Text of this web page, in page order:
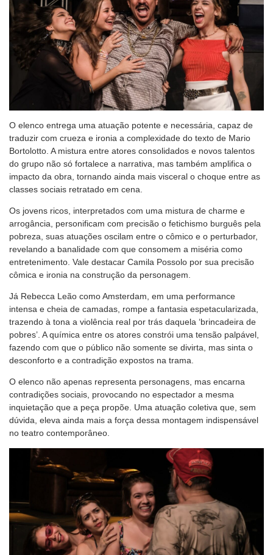
O elenco entrega uma atuação potente e necessária, capaz de
traduzir com crueza e ironia a complexidade do texto de Mario
Bortolotto. A mistura entre atores consolidados e novos talentos
do grupo não só fortalece a narrativa, mas também amplifica o
impacto da obra, tornando ainda mais visceral o choque entre as
classes sociais retratado em cena.
Os jovens ricos, interpretados com uma mistura de charme e
arrogância, personificam com precisão o fetichismo burguês pela
pobreza, suas atuações oscilam entre o cômico e o perturbador,
revelando a banalidade com que consomem a miséria como
entretenimento. Vale destacar Camila Possolo por sua precisão
cômica e ironia na construção da personagem.
Já Rebecca Leão como Amsterdam, em uma performance
intensa e cheia de camadas, rompe a fantasia espetacularizada,
trazendo à tona a violência real por trás daquela ‘brincadeira de
pobres’. A química entre os atores constrói uma tensão palpável,
fazendo com que o público não somente se divirta, mas sinta o
desconforto e a contradição expostos na trama.
O elenco não apenas representa personagens, mas encarna
contradições sociais, provocando no espectador a mesma
inquietação que a peça propõe. Uma atuação coletiva que, sem
dúvida, eleva ainda mais a força dessa montagem indispensável
no teatro contemporâneo.